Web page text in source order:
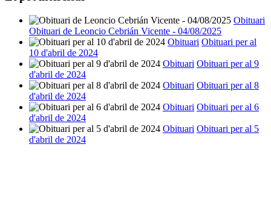
Obituari
Obituari de Leoncio Cebrián Vicente - 04/08/2025
Obituari Obituari per al
10 d'abril de 2024
Obituari Obituari per al 9
d'abril de 2024
Obituari Obituari per al 8
d'abril de 2024
Obituari Obituari per al 6
d'abril de 2024
Obituari Obituari per al 5
d'abril de 2024